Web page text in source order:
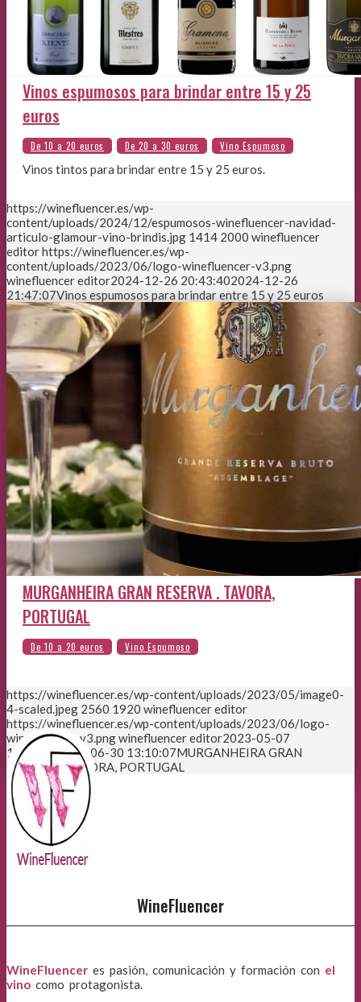
Vinos espumosos para brindar entre 15 y 25
euros
Vinos tintos para brindar entre 15 y 25 euros.
https://winefluencer.es/wp-
content/uploads/2024/12/espumosos-winefluencer-navidad-
articulo-glamour-vino-brindis.jpg 1414 2000 winefluencer
editorhttps://winefluencer.es/wp-
content/uploads/2023/06/logo-winefluencer-v3.png
winefluencer editor2024-12-26 20:43:402024-12-26
21:47:07Vinos espumosos para brindar entre 15 y 25 euros
MURGANHEIRA GRAN RESERVA . TAVORA,
PORTUGAL
https://winefluencer.es/wp-content/uploads/2023/05/image0-
4-scaled.jpeg 2560 1920 winefluencer editor
https://winefluencer.es/wp-content/uploads/2023/06/logo-
winefluencer-v3.pngwinefluencer editor2023-05-07
13:54:362023-06-30 13:10:07MURGANHEIRA GRAN
RESERVA . TAVORA, PORTUGAL
WineFluencer
WineFluencer es pasión, comunicación y formación con el
vino como protagonista.